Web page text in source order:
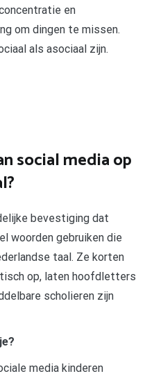
en
om dingen te missen.
als asociaal zijn.
social media op
bevestiging dat
woorden gebruiken die
taal. Ze korten
op, laten hoofdletters
scholieren zijn
media kinderen